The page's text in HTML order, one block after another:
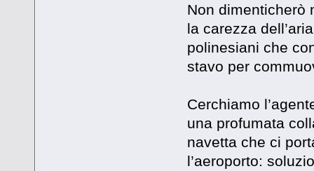
Non dimenticherò
la carezza
polinesiani che
stavo per
Cerchiamo
una profumata
navetta che ci
l’aeroporto: